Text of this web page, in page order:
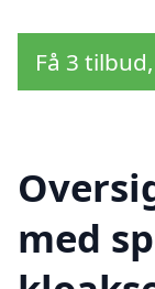
Få 3
med